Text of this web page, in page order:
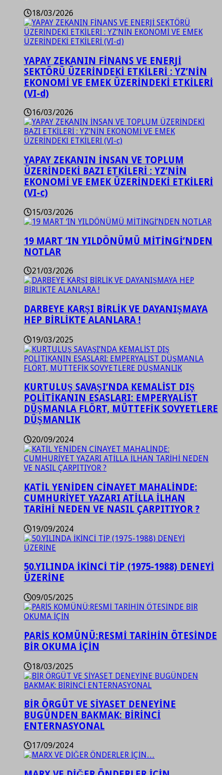
18/03/2026
YAPAY ZEKANIN FİNANS VE ENERJİ
SEKTÖRÜ ÜZERİNDEKİ ETKİLERİ : YZ’NİN
EKONOMİ VE EMEK ÜZERİNDEKİ ETKİLERİ
(VI-d)
16/03/2026
YAPAY ZEKANIN İNSAN VE TOPLUM
ÜZERİNDEKİ BAZI ETKİLERİ : YZ’NİN
EKONOMİ VE EMEK ÜZERİNDEKİ ETKİLERİ
(VI-c)
15/03/2026
19 MART ‘IN YILDÖNÜMÜ MİTİNGİ’NDEN
NOTLAR
21/03/2026
DARBEYE KARŞI BİRLİK VE DAYANIŞMAYA
HEP BİRLİKTE ALANLARA !
19/03/2025
KURTULUŞ SAVAŞI’NDA KEMALİST DIŞ
POLİTİKANIN ESASLARI: EMPERYALİST
DÜŞMANLA FLÖRT, MÜTTEFİK SOVYETLERE
DÜŞMANLIK
20/09/2024
KATİL YENİDEN CİNAYET MAHALİNDE:
CUMHURİYET YAZARI ATİLLA İLHAN
TARİHİ NEDEN VE NASIL ÇARPITIYOR ?
19/09/2024
50.YILINDA İKİNCİ TİP (1975-1988) DENEYİ
ÜZERİNE
09/05/2025
PARİS KOMÜNÜ:RESMİ TARİHİN ÖTESİNDE
BİR OKUMA İÇİN
18/03/2025
BİR ÖRGÜT VE SİYASET DENEYİNE
BUGÜNDEN BAKMAK: BİRİNCİ
ENTERNASYONAL
17/09/2024